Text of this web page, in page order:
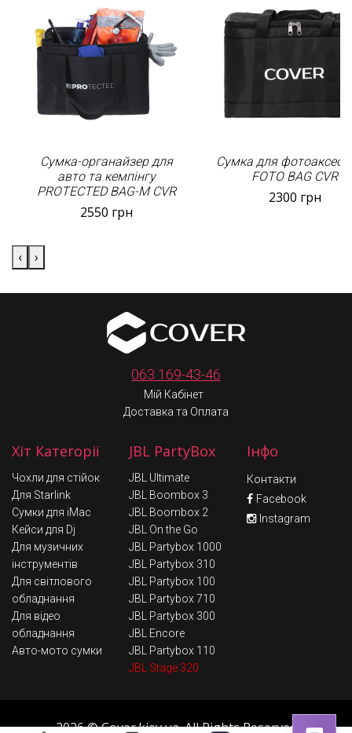
Сумка-органайзер для
авто та кемпінгу
PROTECTED BAG-M CVR
2550 грн
Сумка для
FOTO BAG CVR
2300 грн
‹ ›
063 169-43-46
Мій Кабінет
Доставка та Оплата
Хіт Категорії
Чохли для стійок
Для Starlink
Сумки для iMac
Кейси для Dj
Для музичних
інструментів
Для світлового
обладнання
Для відео
обладнання
Авто-мото сумки
JBL PartyBox
JBL Ultimate
JBL Boombox 3
JBL Boombox 2
JBL On the Go
JBL Partybox 1000
JBL Partybox 310
JBL Partybox 100
JBL Partybox 710
JBL Partybox 300
JBL Encore
JBL Partybox 110
JBL Stage 320
Інфо
Контакти
Facebook
Instagram
2026 © Сover.kiev.ua. All Rights Reserved